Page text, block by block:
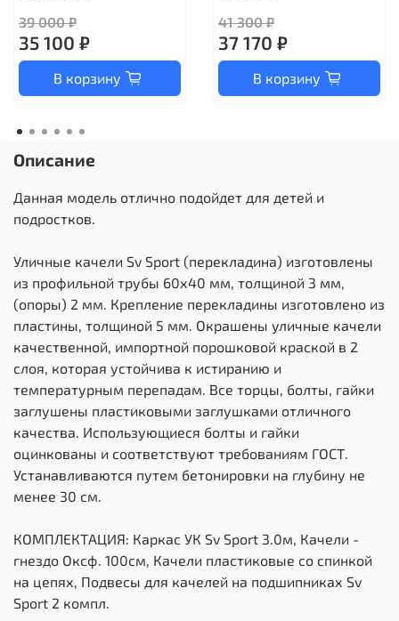
39 000 ₽
35 100 ₽
В корзину
41 300 ₽
37 170 ₽
В корзину
Описание
Данная модель отлично подойдет для детей и
подростков.
Уличные качели Sv Sport (перекладина) изготовлены
из профильной трубы 60х40 мм, толщиной 3 мм,
(опоры) 2 мм. Крепление перекладины изготовлено из
пластины, толщиной 5 мм. Окрашены уличные качели
качественной, импортной порошковой краской в 2
слоя, которая устойчива к истиранию и
температурным перепадам. Все торцы, болты, гайки
заглушены пластиковыми заглушками отличного
качества. Использующиеся болты и гайки
оцинкованы и соответствуют требованиям ГОСТ.
Устанавливаются путем бетонировки на глубину не
менее 30 см.
КОМПЛЕКТАЦИЯ: Каркас УК Sv Sport 3.0м, Качели -
гнездо Оксф. 100см, Качели пластиковые со спинкой
на цепях, Подвесы для качелей на подшипниках Sv
Sport 2 компл.